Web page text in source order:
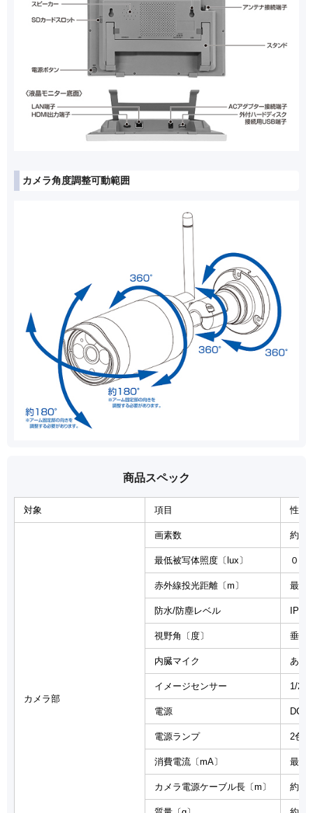
カメラ角度調整可動範囲
商品スペック
対象 項目 性能
カメラ部
画素数 約
最低被写体照度〔lux〕 ０（
赤外線投光距離〔m〕 最大
防水/防塵レベル IP66
視野角〔度〕 垂直
内臓マイク あり
イメージセンサー 1/
電源
電源ランプ 2色
消費電流〔mA〕 最
カメラ電源ケーブル長〔m〕 約